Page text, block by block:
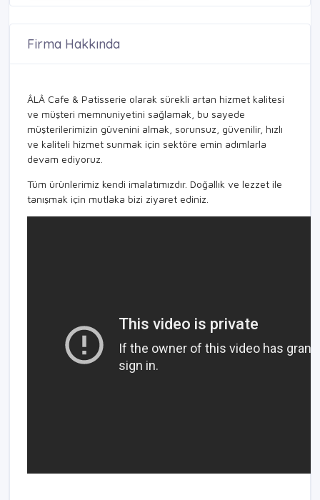
Firma Hakkında
ÂLÂ Cafe & Patisserie olarak sürekli artan hizmet kalitesi
ve müşteri memnuniyetini sağlamak, bu sayede
müşterilerimizin güvenini almak, sorunsuz, güvenilir, hızlı
ve kaliteli hizmet sunmak için sektöre emin adımlarla
devam ediyoruz.
Tüm ürünlerimiz kendi imalatımızdır. Doğallık ve lezzet ile
tanışmak için mutlaka bizi ziyaret ediniz.